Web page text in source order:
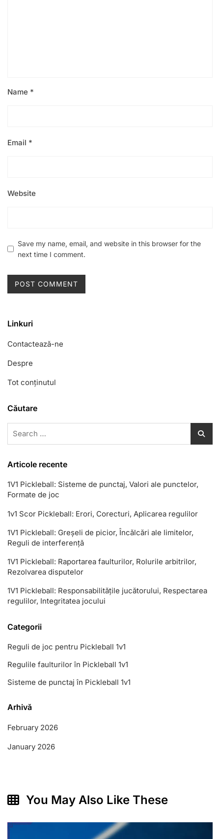
Name *
Email *
Website
Save my name, email, and website in this browser for the
next time I comment.
Linkuri
Contactează-ne
Despre
Tot conținutul
Căutare
Articole recente
1V1 Pickleball: Sisteme de punctaj, Valori ale punctelor,
Formate de joc
1v1 Scor Pickleball: Erori, Corecturi, Aplicarea regulilor
1V1 Pickleball: Greșeli de picior, Încălcări ale limitelor,
Reguli de interferență
1V1 Pickleball: Raportarea faulturilor, Rolurile arbitrilor,
Rezolvarea disputelor
1V1 Pickleball: Responsabilitățile jucătorului, Respectarea
regulilor, Integritatea jocului
Categorii
Reguli de joc pentru Pickleball 1v1
Regulile faulturilor în Pickleball 1v1
Sisteme de punctaj în Pickleball 1v1
Arhivă
February 2026
January 2026
You May Also Like These